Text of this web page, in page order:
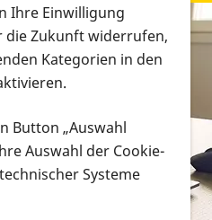
verschiedenen
Ihre Einwilligung
Zukunft widerrufen,
Kategorien in den
Button „Auswahl
Auswahl der Cookie-
Systeme